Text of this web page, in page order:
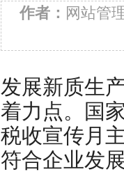
作者： 网站
发展新质生
着力点。国
税收宣传月
符合企业发